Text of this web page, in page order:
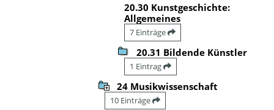
20.30 Kunstgeschichte:
Allgemeines
7 Einträge
20.31 Bildende Künstler
1 Eintrag
24 Musikwissenschaft
10 Einträge